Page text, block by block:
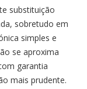
substituição
sobretudo em
simples e
se aproxima
garantia
mais prudente.